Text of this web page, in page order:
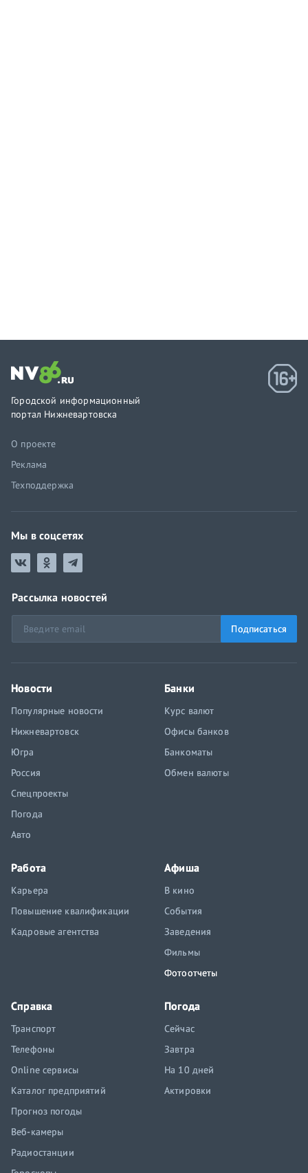
Городской информационный
портал Нижневартовска
О проекте
Реклама
Техподдержка
Мы в соцсетях
Рассылка новостей
Подписаться
Новости
Популярные новости
Нижневартовск
Югра
Россия
Спецпроекты
Погода
Авто
Банки
Курс валют
Офисы банков
Банкоматы
Обмен валюты
Работа
Карьера
Повышение квалификации
Кадровые агентства
Афиша
В кино
События
Заведения
Фильмы
Фотоотчеты
Справка
Транспорт
Телефоны
Online сервисы
Каталог предприятий
Прогноз погоды
Веб-камеры
Радиостанции
Погода
Сейчас
Завтра
На 10 дней
Актировки